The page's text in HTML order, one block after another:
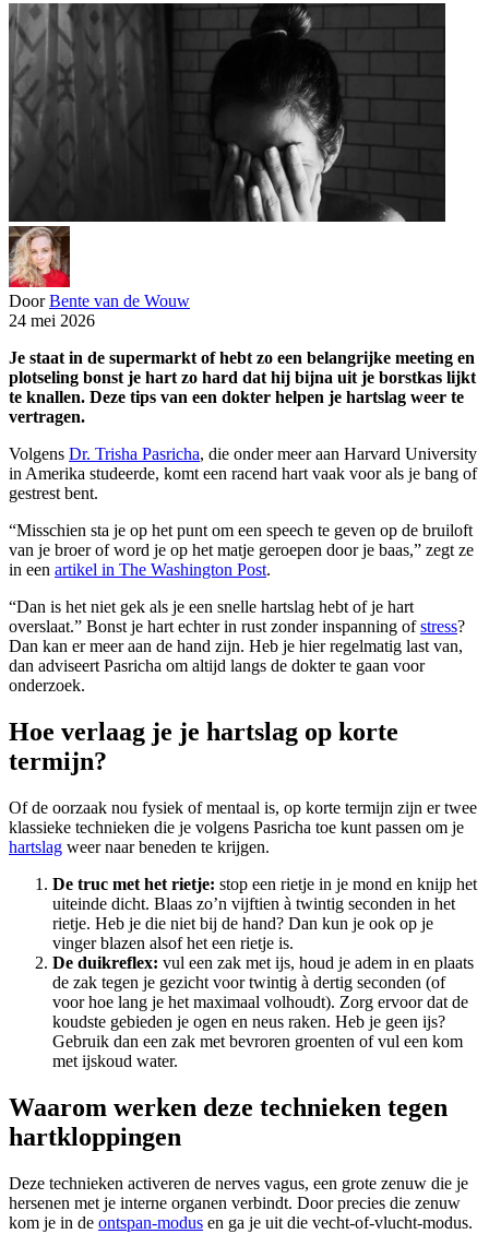
Door Bente van de Wouw
24 mei 2026
Je staat in de supermarkt of hebt zo een belangrijke meeting en
plotseling bonst je hart zo hard dat hij bijna uit je borstkas lijkt
te knallen. Deze tips van een dokter helpen je hartslag weer te
vertragen.
Volgens Dr. Trisha Pasricha, die onder meer aan Harvard University
in Amerika studeerde, komt een racend hart vaak voor als je bang of
gestrest bent.
“Misschien sta je op het punt om een speech te geven op de bruiloft
van je broer of word je op het matje geroepen door je baas,” zegt ze
in een artikel in The Washington Post.
“Dan is het niet gek als je een snelle hartslag hebt of je hart
overslaat.” Bonst je hart echter in rust zonder inspanning ofstress?
Dan kan er meer aan de hand zijn. Heb je hier regelmatig last van,
dan adviseert Pasricha om altijd langs de dokter te gaan voor
onderzoek.
Hoe verlaag je je hartslag op korte
termijn?
Of de oorzaak nou fysiek of mentaal is, op korte termijn zijn er twee
klassieke technieken die je volgens Pasricha toe kunt passen om je
hartslag weer naar beneden te krijgen.
De truc met het rietje: stop een rietje in je mond en knijp het
uiteinde dicht. Blaas zo’n vijftien à twintig seconden in het
rietje. Heb je die niet bij de hand? Dan kun je ook op je
vinger blazen alsof het een rietje is.
De duikreflex: vul een zak met ijs, houd je adem in en plaats
de zak tegen je gezicht voor twintig à dertig seconden (of
voor hoe lang je het maximaal volhoudt). Zorg ervoor dat de
koudste gebieden je ogen en neus raken. Heb je geen ijs?
Gebruik dan een zak met bevroren groenten of vul een kom
met ijskoud water.
Waarom werken deze technieken tegen
hartkloppingen
Deze technieken activeren de nerves vagus, een grote zenuw die je
hersenen met je interne organen verbindt. Door precies die zenuw
kom je in de ontspan-modus en ga je uit die vecht-of-vlucht-modus.